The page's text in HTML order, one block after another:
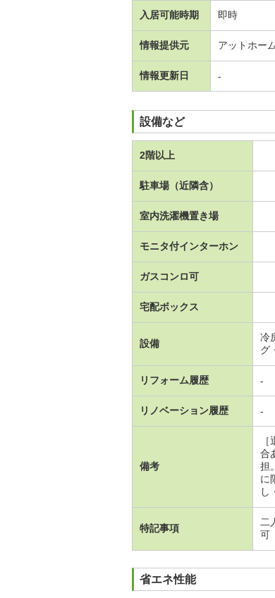
入居可能時期 即時
情報提供元 アットホー
情報更新日 -
設備など
2階以上
駐車場（近隣含）
室内洗濯機置き場
モニタ付インターホン
ガスコンロ可
宅配ボックス
設備
冷
グ
リフォーム履歴 -
リノベーション履歴 -
備考
合
担
に
し
特記事項
二
可
省エネ性能